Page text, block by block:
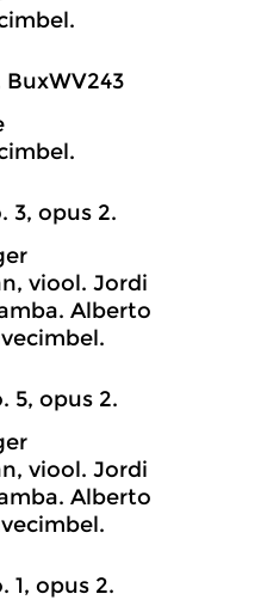
3, opus 2.
viool. Jordi
Alberto
5, opus 2.
viool. Jordi
Alberto
1, opus 2.